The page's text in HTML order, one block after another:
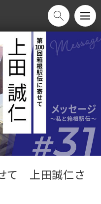
て　上田誠仁さ